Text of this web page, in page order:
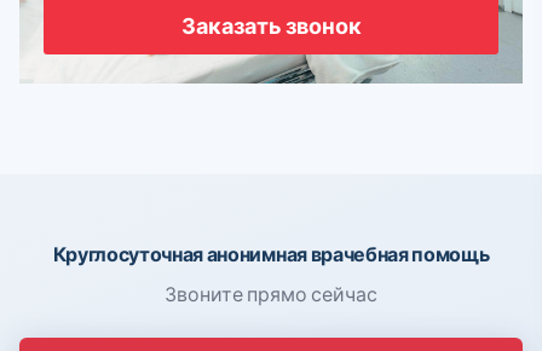
Заказать звонок
Круглосуточная анонимная врачебная помощь
Звоните прямо сейчас